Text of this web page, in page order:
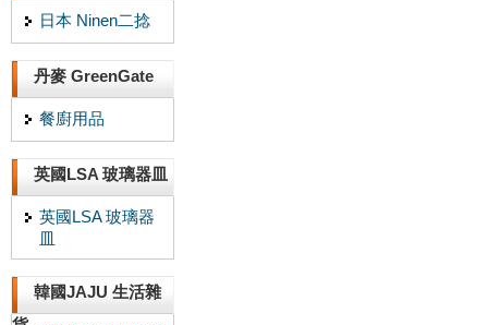
日本 Ninen二捻
丹麥 GreenGate
餐廚用品
英國LSA 玻璃器皿
英國LSA 玻璃器
皿
韓國JAJU 生活雜